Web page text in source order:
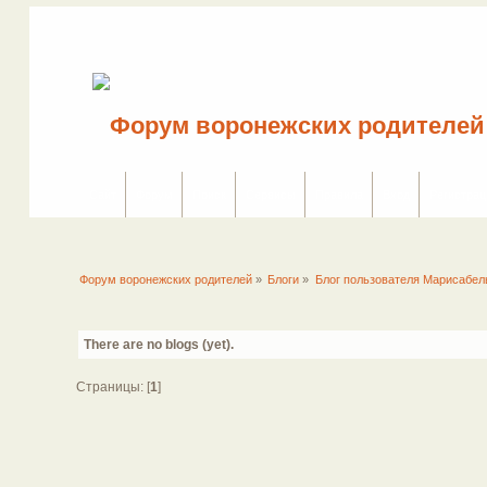
Форум воронежских родителей » Блоги » Блог пользователя
There are no blogs (yet).
Страницы: [1]